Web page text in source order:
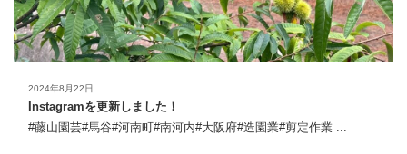
2024年8月22日
Instagramを更新しました！
#藤山園芸#馬谷#河南町#南河内#大阪府#造園業#剪定作業 ...